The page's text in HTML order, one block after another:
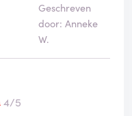
Geschreven
door: Anneke
W.
4/5